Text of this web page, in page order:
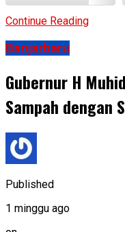
Continue Reading
Banjarbaru
Gubernur H
Sampah dengan
Published
1 minggu ago